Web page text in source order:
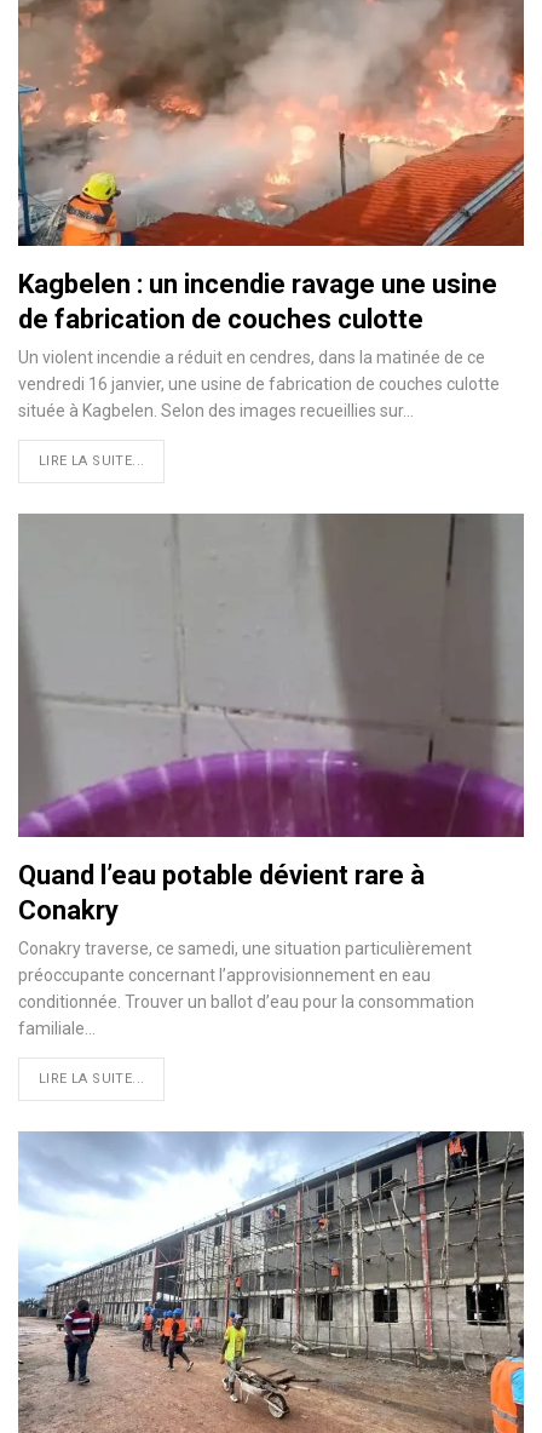
Kagbelen : un incendie ravage une usine
de fabrication de couches culotte
Un violent incendie a réduit en cendres, dans la matinée de ce
vendredi 16 janvier, une usine de fabrication de couches culotte
située à Kagbelen. Selon des images recueillies sur…
LIRE LA SUITE...
Quand l’eau potable dévient rare à
Conakry
Conakry traverse, ce samedi, une situation particulièrement
préoccupante concernant l’approvisionnement en eau
conditionnée. Trouver un ballot d’eau pour la consommation
familiale…
LIRE LA SUITE...